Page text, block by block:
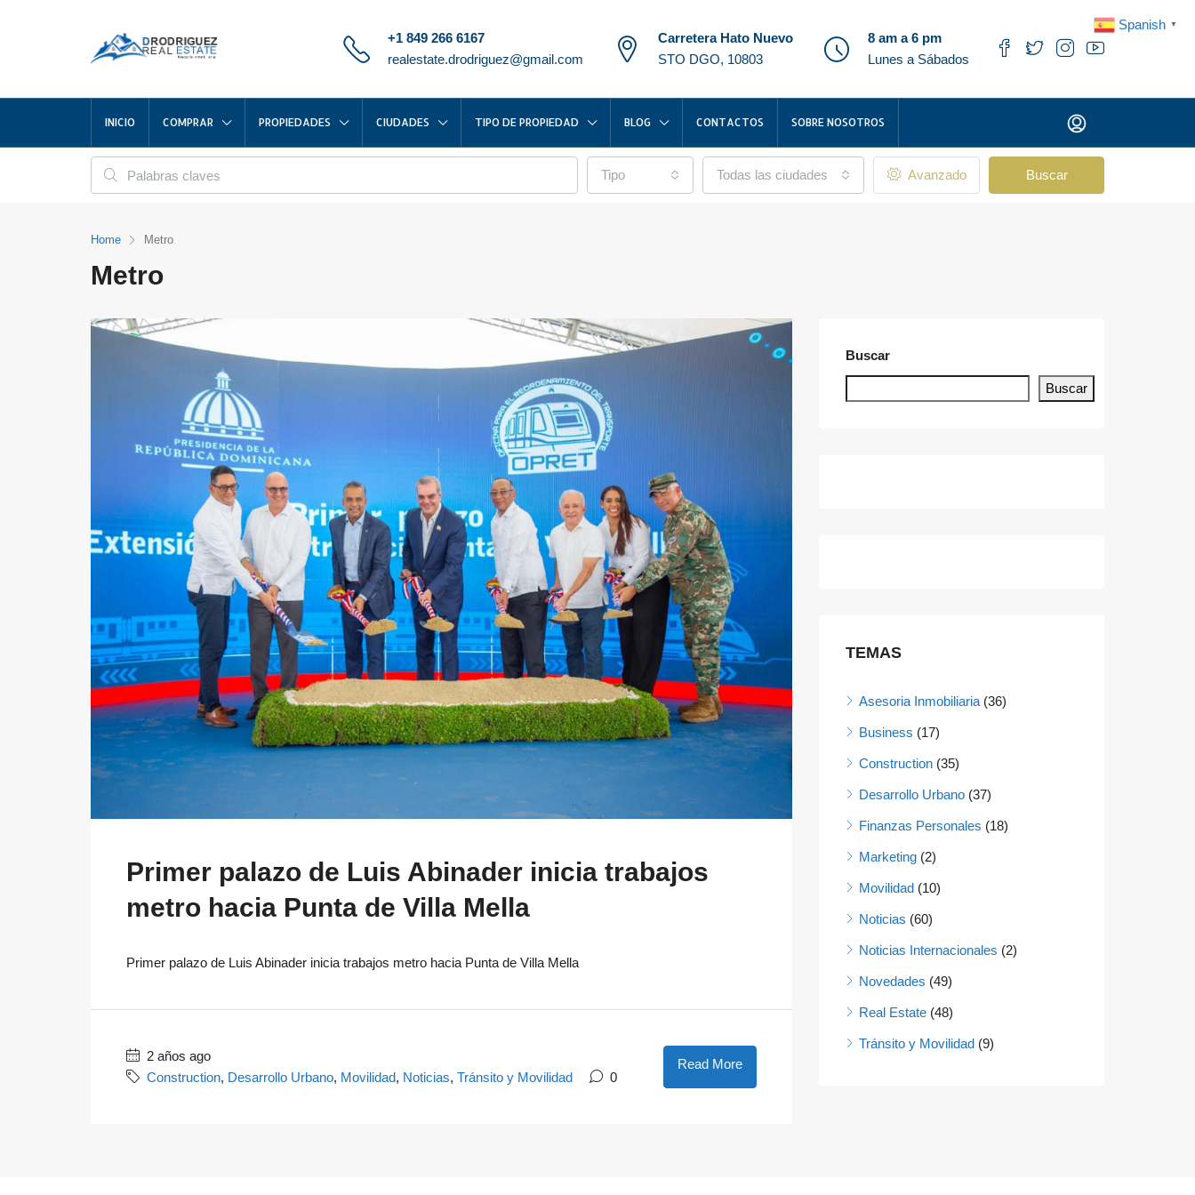
+1 849 266 6167
realestate.drodriguez@gmail.com
Carretera Hato Nuevo
STO DGO, 10803
8 am a 6 pm
Lunes a Sábados
INICIO COMPRAR PROPIEDADES CIUDADES TIPO DE PROPIEDAD BLOG CONTACTOS SOBRE NOSOTROS
Tipo Todas las ciudades Avanzado Buscar
Home Metro
Metro
Primer palazo de Luis Abinader inicia trabajos
metro hacia Punta de Villa Mella
Primer palazo de Luis Abinader inicia trabajos metro hacia Punta de Villa Mella
2 años ago
Construction, Desarrollo Urbano, Movilidad, Noticias, Tránsito y Movilidad 0
Read More
Buscar
Buscar
TEMAS
Asesoria Inmobiliaria (36)
Business (17)
Construction (35)
Desarrollo Urbano (37)
Finanzas Personales (18)
Marketing (2)
Movilidad (10)
Noticias (60)
Noticias Internacionales (2)
Novedades (49)
Real Estate (48)
Tránsito y Movilidad (9)
Spanish ▼